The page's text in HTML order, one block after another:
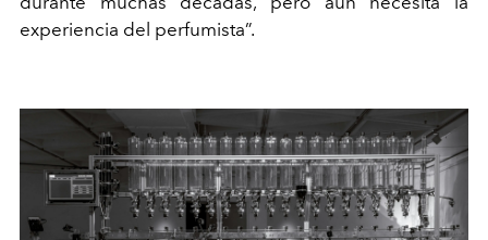
experiencia del perfumista”.